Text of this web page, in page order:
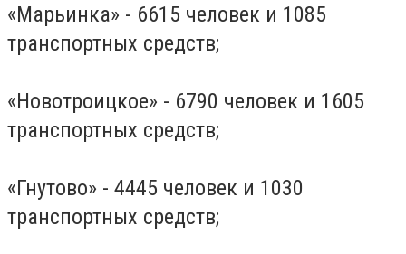
«Марьинка» - 6615 человек и 1085
транспортных средств;
«Новотроицкое» - 6790 человек и 1605
транспортных средств;
«Гнутово» - 4445 человек и 1030
транспортных средств;